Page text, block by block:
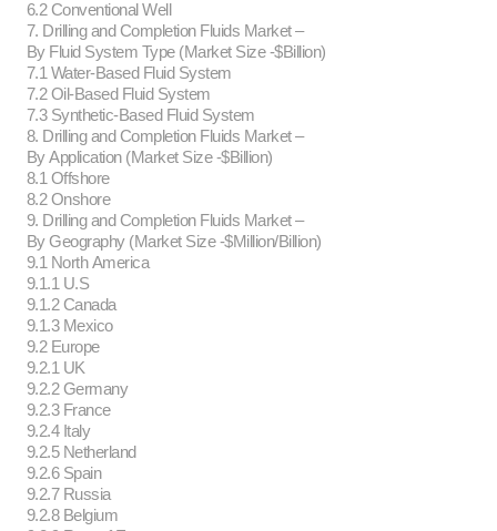
6.2 Conventional Well
7. Drilling and Completion Fluids Market –
By Fluid System Type (Market Size -$Billion)
7.1 Water-Based Fluid System
7.2 Oil-Based Fluid System
7.3 Synthetic-Based Fluid System
8. Drilling and Completion Fluids Market –
By Application (Market Size -$Billion)
8.1 Offshore
8.2 Onshore
9. Drilling and Completion Fluids Market –
By Geography (Market Size -$Million/Billion)
9.1 North America
9.1.1 U.S
9.1.2 Canada
9.1.3 Mexico
9.2 Europe
9.2.1 UK
9.2.2 Germany
9.2.3 France
9.2.4 Italy
9.2.5 Netherland
9.2.6 Spain
9.2.7 Russia
9.2.8 Belgium